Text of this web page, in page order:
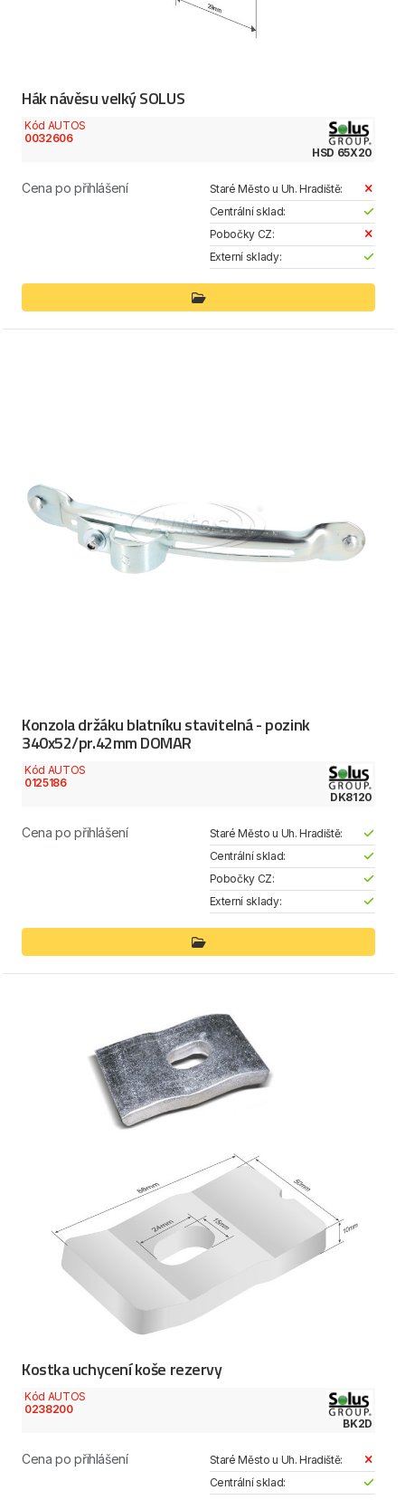
Hák návěsu velký SOLUS
Kód AUTOS
0032606
HSD 65X20
Cena po přihlášení
Staré Město u Uh. Hradiště:
Centrální sklad:
Pobočky CZ:
Externí sklady:
Konzola držáku blatníku stavitelná - pozink
340x52/pr.42mm DOMAR
Kód AUTOS
0125186
DK8120
Cena po přihlášení
Staré Město u Uh. Hradiště:
Centrální sklad:
Pobočky CZ:
Externí sklady:
Kostka uchycení koše rezervy
Kód AUTOS
0238200
BK2D
Cena po přihlášení
Staré Město u Uh. Hradiště:
Centrální sklad: